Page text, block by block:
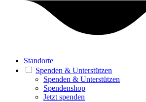
Standorte
Spenden & Unterstützen
Spenden & Unterstützen
Spendenshop
Jetzt spenden